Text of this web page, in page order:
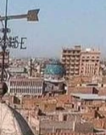
على الحدود مع سوريا
توقيف أربعة منتسبين